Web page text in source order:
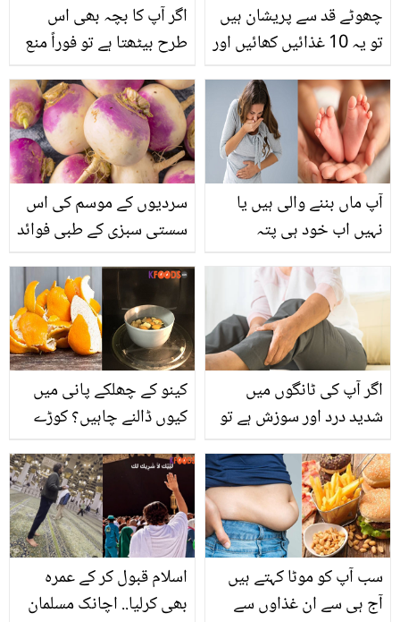
اگر آپ کا بچہ بھی اس
طرح بیٹھتا ہے تو فوراً منع
چھوٹے قد سے پریشان ہیں
تو یہ 10 غذائیں کھائیں اور
بڑھائیں
سردیوں کے موسم کی اس
سستی سبزی کے طبی فوائد
کھانے کو تیار ہو جائیں گے
آپ ماں بننے والی ہیں یا
نہیں اب خود ہی پتہ
طریقے جن سے آپ گھر
بیٹھے خود جانچ سکیں کہ
کہیں آپ کے ہاں خوشخبری
تو نہیں
کینو کے چھلکے پانی میں
کیوں ڈالنے چاہیں؟ کوڑے
چھلکوں کے 5 زبردست
استعمال جو کریں ہزاروں
روپے کی بچت
اگر آپ کی ٹانگوں میں
شدید درد اور سوزش ہے تو
ایسڈ یا گردوں میں خرابی
نہیں ہوتی بلکہ ایک ایسی
وجہ جس کے بارے میں آپ
سوچ بھی نہ سکیں
اسلام قبول کر کے عمرہ
بھی کرلیا.. اچانک مسلمان
سب آپ کو موٹا کہتے ہیں
آج ہی سے ان غذاوں سے